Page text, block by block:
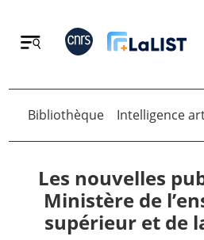
Retour
Accueil
Retour
Bibliothèque Intelligence
Les nouvelles
Ministère de
supérieur et de